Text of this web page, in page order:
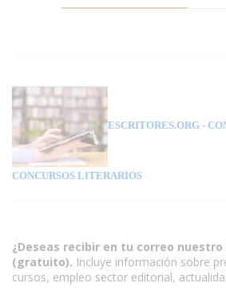
ESCRITORES.ORG -
CONCURSOS LITERARIOS
¿Deseas recibir en tu correo
(gratuito). Incluye información sobre
cursos, empleo sector editorial,